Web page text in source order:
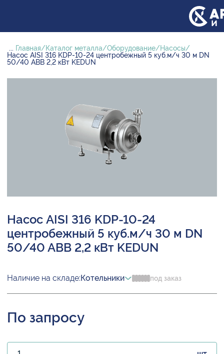
... Главная Каталог металла Оборудование
Насосы
Насос AISI 316 KDP-10-24 центробежный 5 куб.м/ч 30 м DN
50/40 ABB 2,2 кВт KEDUN
Насос AISI 316 KDP-10-24
центробежный 5 куб.м/ч 30 м DN
50/40 ABB 2,2 кВт KEDUN
Наличие на складе:Котельники под заказ
По запросу